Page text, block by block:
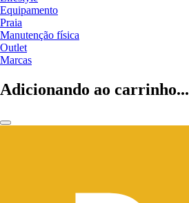
Equipamento
Praia
Manutenção física
Outlet
Marcas
Adicionando ao carrinho...